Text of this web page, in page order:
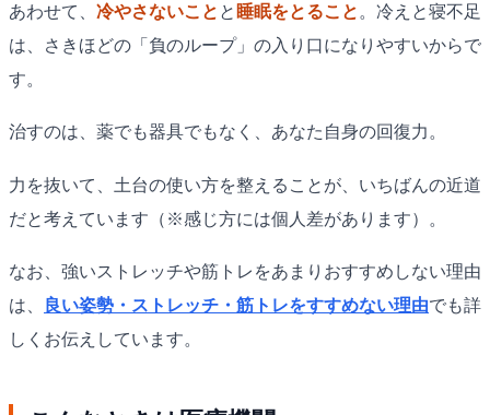
あわせて、 冷やさないこと と 睡眠をとること 。冷えと寝不足
は、さきほどの「負のループ」の入り口になりやすいからで
す。
治すのは、薬でも器具でもなく、あなた自身の回復力。
力を抜いて、土台の使い方を整えることが、いちばんの近道
だと考えています（※感じ方には個人差があります）。
なお、強いストレッチや筋トレをあまりおすすめしない理由
は、
良い姿勢・ストレッチ・筋トレをすすめない理由でも詳
しくお伝えしています。